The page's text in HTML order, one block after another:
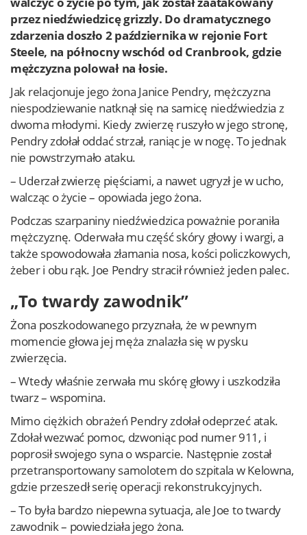
przez niedźwiedzicę grizzly. Do dramatycznego
zdarzenia doszło 2 października w rejonie Fort
Steele, na północny wschód od Cranbrook, gdzie
mężczyzna polował na łosie.
Jak relacjonuje jego żona Janice Pendry, mężczyzna
niespodziewanie natknął się na samicę niedźwiedzia z
dwoma młodymi. Kiedy zwierzę ruszyło w jego stronę,
Pendry zdołał oddać strzał, raniąc je w nogę. To jednak
nie powstrzymało ataku.
– Uderzał zwierzę pięściami, a nawet ugryzł je w ucho,
walcząc o życie – opowiada jego żona.
Podczas szarpaniny niedźwiedzica poważnie poraniła
mężczyznę. Oderwała mu część skóry głowy i wargi, a
także spowodowała złamania nosa, kości policzkowych,
żeber i obu rąk. Joe Pendry stracił również jeden palec.
„To twardy zawodnik”
Żona poszkodowanego przyznała, że w pewnym
momencie głowa jej męża znalazła się w pysku
zwierzęcia.
– Wtedy właśnie zerwała mu skórę głowy i uszkodziła
twarz – wspomina.
Mimo ciężkich obrażeń Pendry zdołał odeprzeć atak.
Zdołał wezwać pomoc, dzwoniąc pod numer 911, i
poprosił swojego syna o wsparcie. Następnie został
przetransportowany samolotem do szpitala w Kelowna,
gdzie przeszedł serię operacji rekonstrukcyjnych.
– To była bardzo niepewna sytuacja, ale Joe to twardy
zawodnik – powiedziała jego żona.